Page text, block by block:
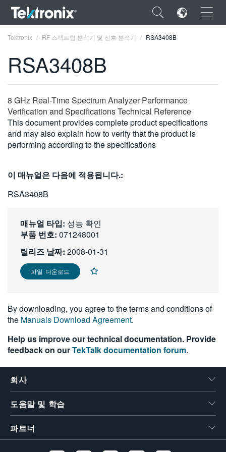
×
ENGLISH
FRANÇAIS
DEUTSCH
简体中文
日本語
繁體中文
Tektronix RF 스펙트럼 분석기 및 신호 분석기 RSA3408B
RSA3408B
8 GHz Real-Time Spectrum Analyzer Performance
Verification and Specifications Technical Reference
This document provides complete product specifications
and may also explain how to verify that the product is
performing according to the specifications
이 매뉴얼은 다음에 적용됩니다.:
RSA3408B
매뉴얼 타입: 성능 확인
부품 번호: 071248001
릴리즈 날짜: 2008-01-31
파일 다운로드
By downloading, you agree to the terms and conditions of
the Manuals Download Agreement.
Help us improve our technical documentation. Provide
feedback on ourTekTalk documentation forum.
회사
도움말 및 학습
파트너